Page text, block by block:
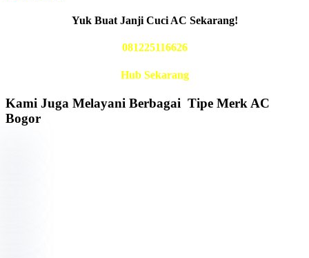
Yuk Buat Janji Cuci AC Sekarang!
081225116626
Hub Sekarang
Kami Juga Melayani Berbagai Tipe Merk AC
Bogor